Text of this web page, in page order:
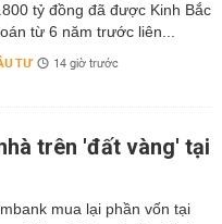
tỷ đồng đã được Kinh Bắc
từ 6 năm trước liên...
TƯ 14 giờ trước
trên 'đất vàng' tại
mua lại phần vốn tại